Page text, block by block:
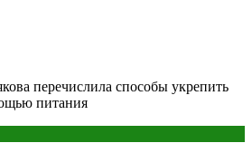
перечислила способы укрепить
питания